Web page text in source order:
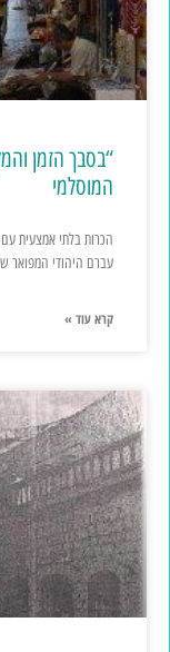
“בסבך הזמן
המוסלמי
הכרות בלתי אמצעית
עברם היהודי המפואר
קרא עוד »